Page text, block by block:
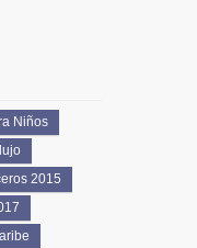
Niños
2015